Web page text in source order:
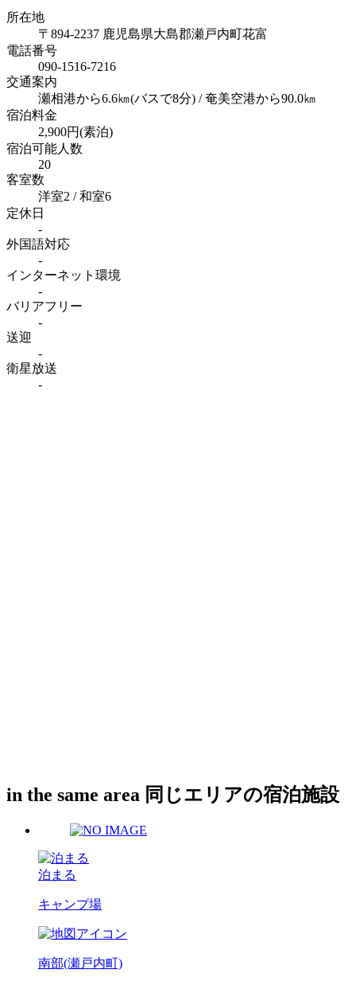
所在地
〒894-2237 鹿児島県大島郡瀬戸内町花富
電話番号
090-1516-7216
交通案内
瀬相港から6.6㎞(バスで8分) / 奄美空港から90.0㎞
宿泊料金
2,900円(素泊)
宿泊可能人数
20
客室数
洋室2 / 和室6
定休日
-
外国語対応
-
インターネット 環境
-
バリアフリー
-
送迎
-
衛星放送
-
in the same area 同じエリアの宿泊施設
泊まる
キャンプ場
南部(瀬戸内町)